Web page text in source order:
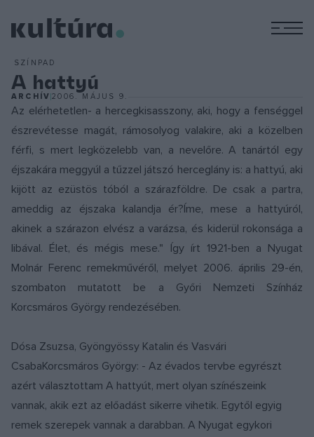
SZÍNPAD
A hattyú
ARCHÍV2006. MÁJUS 9.
Az elérhetetlen- a hercegkisasszony, aki, hogy a fenséggel
észrevétesse magát, rámosolyog valakire, aki a közelben
férfi, s mert legközelebb van, a nevelőre. A tanártól egy
éjszakára meggyúl a tűzzel játszó herceglány is: a hattyú, aki
kijött az ezüstös tóból a szárazföldre. De csak a partra,
ameddig az éjszaka kalandja ér?Íme, mese a hattyúról,
akinek a szárazon elvész a varázsa, és kiderül rokonsága a
libával. Élet, és mégis mese." Így írt 1921-ben a Nyugat
Molnár Ferenc remekművéről, melyet 2006. április 29-én,
szombaton mutatott be a Győri Nemzeti Színház
Korcsmáros György rendezésében.
Dósa Zsuzsa, Gyöngyössy Katalin és Vasvári
CsabaKorcsmáros György: - Az évados tervbe egyrészt
azért választottam A hattyút, mert olyan színészeink
vannak, akik ezt az előadást sikerre vihetik. Egytől egyig
remek szerepek vannak a darabban. A Nyugat egykori